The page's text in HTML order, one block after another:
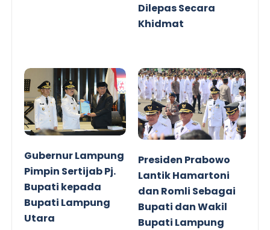
Dilepas Secara
Khidmat
Gubernur Lampung
Pimpin Sertijab Pj.
Bupati kepada
Bupati Lampung
Utara
Presiden Prabowo
Lantik Hamartoni
dan Romli Sebagai
Bupati dan Wakil
Bupati Lampung